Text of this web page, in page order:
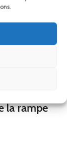
attractif
en
la rampe